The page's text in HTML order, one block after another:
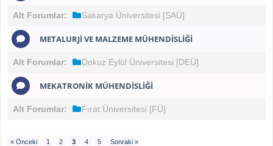
Alt Forumlar: Sakarya Üniversitesi [SAÜ]
METALURJI VE MALZEME MÜHENDISLIĞI
Alt Forumlar: Dokuz Eylül Üniversitesi [DEÜ]
MEKATRONIK MÜHENDISLIĞI
Alt Forumlar: Fırat Üniversitesi [FÜ]
« Önceki 1 2 3 4 5 Sonraki »